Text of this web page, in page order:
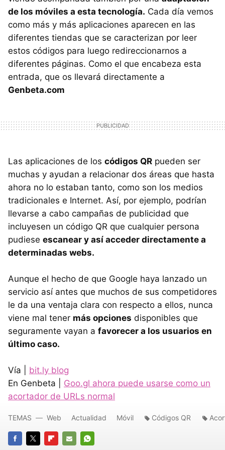
de los móviles a esta tecnología. Cada día vemos
como más y más aplicaciones aparecen en las
diferentes tiendas que se caracterizan por leer
estos códigos para luego redireccionarnos a
diferentes páginas. Como el que encabeza esta
entrada, que os llevará directamente a
Genbeta.com
Las aplicaciones de los códigos QR pueden ser
muchas y ayudan a relacionar dos áreas que hasta
ahora no lo estaban tanto, como son los medios
tradicionales e Internet. Así, por ejemplo, podrían
llevarse a cabo campañas de publicidad que
incluyesen un código QR que cualquier persona
pudiese escanear y así acceder directamente a
determinadas webs.
Aunque el hecho de que Google haya lanzado un
servicio así antes que muchos de sus competidores
le da una ventaja clara con respecto a ellos, nunca
viene mal tener más opciones disponibles que
seguramente vayan a favorecer a los usuarios en
último caso.
Vía | bit.ly blog
En Genbeta | Goo.gl ahora puede usarse como un
acortador de URLs normal
TEMAS Web Actualidad Móvil Códigos QR